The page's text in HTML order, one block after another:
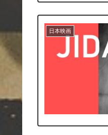
日本映画